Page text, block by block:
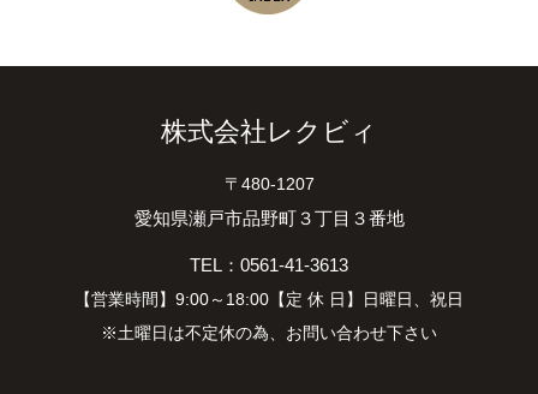
株式会社レクビィ
〒480-1207
愛知県瀬戸市品野町３丁目３番地
TEL：0561-41-3613
【営業時間】9:00～18:00【定 休 日】日曜日、祝日
※土曜日は不定休の為、お問い合わせ下さい